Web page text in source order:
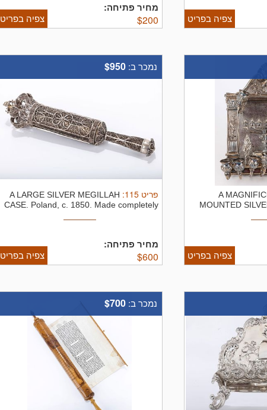
צפיה בפריט
מחיר פתיחה:
$200 צפיה בפריט
A
MOUNTED
צפיה בפריט
נמכר ב: $950
פריט 115
:
A LARGE SILVER MEGILLAH
CASE. Poland, c. 1850. Made completely
מחיר פתיחה:
$600 צפיה בפריט
נמכר ב: $700